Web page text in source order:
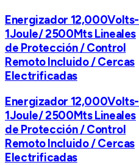
Energizador 12,000Volts-
1Joule/ 2500Mts Lineales
de Protección / Control
Remoto Incluido / Cercas
Electrificadas
Energizador 12,000Volts-
1Joule/ 2500Mts Lineales
de Protección / Control
Remoto Incluido / Cercas
Electrificadas